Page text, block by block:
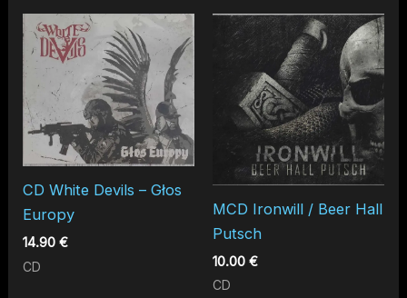
CD White Devils – Głos
Europy
14.90€
CD
MCD Ironwill / Beer Hall
Putsch
10.00 €
CD